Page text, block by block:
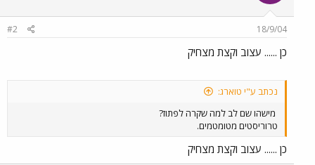
18/9/04
#2
כן ...... עצוב וקצת מצחיק
נכתב ע"י טוארג:
מישהו שם לב למה שקרה לפתוז?
טרוריסטים מטומטמים.
כן ...... עצוב וקצת מצחיק